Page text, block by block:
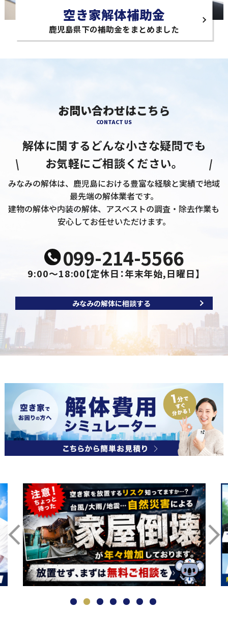
空き家解体補助金
鹿児島県下の補助金をまとめました
お問い合わせはこちら
CONTACT US
解体に関するどんな小さな疑問でも
お気軽にご相談ください。
みなみの解体は、鹿児島における豊富な経験と実績で地域
最先端の解体業者です。
建物の解体や内装の解体、アスベストの調査・除去作業も
安心してお任せいただけます。
099-214-5566
9:00～18:00【定休日：年末年始,日曜日】
みなみの解体に相談する